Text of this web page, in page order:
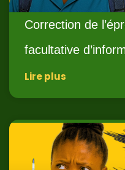
Correction de
facultative
Lire plus